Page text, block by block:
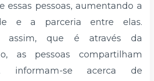
essas pessoas, aumentando a
e a parceria entre elas.
assim, que é através da
as pessoas compartilham
informam-se acerca de